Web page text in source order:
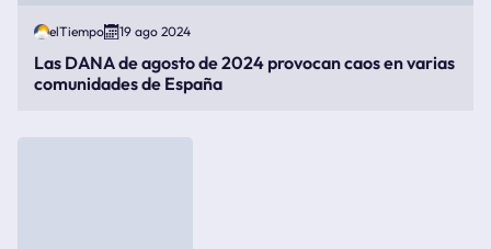
elTiempo 19 ago 2024
Las DANA de agosto de 2024 provocan caos en varias
comunidades de España